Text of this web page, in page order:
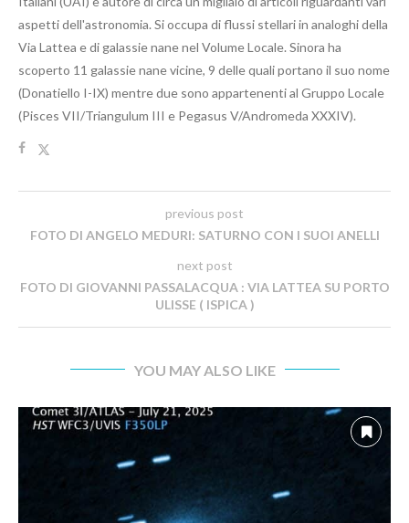
aspetti dell'astronomia. Si occupa di flussi stellari in analoghi della
Via Lattea e di galassie nane nel Volume Locale. Sinora ha
scoperto 11 galassie nane vicine, 9 delle quali portano il suo nome
(Donatiello I-IX) mentre due sono appartenenti al Gruppo Locale
(Pisces VII/Triangulum III e Pegasus V/Andromeda XXXIV).
previous post
FOTO DI ANGELO MEDURI: SATURNO CON I SUOI ANELLI
next post
FOTO DI GIOVANNI PASSALACQUA : VIA LATTEA SU PORTO
ULISSE ( ISPICA )
YOU MAY ALSO LIKE